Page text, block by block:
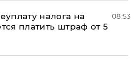
налога на
платить штраф от 5
08:53